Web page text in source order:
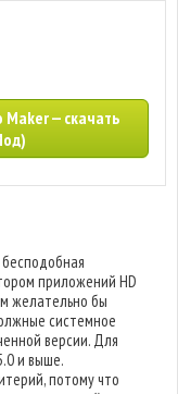
— скачать
приложений HD
желательно бы
системное
версии. Для
и выше.
потому что